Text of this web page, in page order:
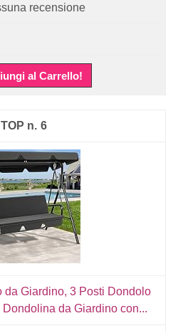
recensione
al Carrello!
6
da Giardino, 3 Posti Dondolo
da Giardino con...